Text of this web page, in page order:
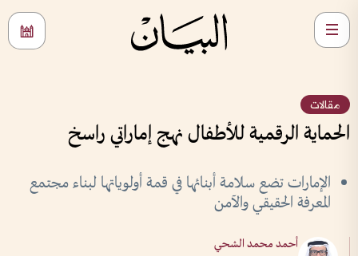
مقالات
الحماية الرقمية للأطفال نهج إماراتي راسخ
الإمارات تضع سلامة أبنائها في قمة أولوياتها لبناء مجتمع
المعرفة الحقيقي والآمن
أحمد محمد الشحي